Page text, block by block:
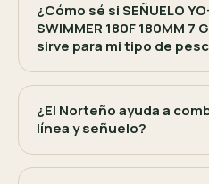
¿Cómo sé si SEÑUELO
SWIMMER 180F 180MM 7
sirve para mi tipo de
¿El Norteño ayuda a
línea y señuelo?